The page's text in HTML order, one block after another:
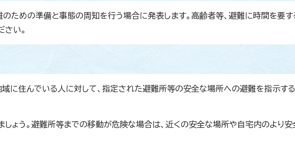
ための準備と事態の周知を行う場合に発表します。高齢者等、避難に時間を要す
い。
域に住んでいる人に対して、指定された避難所等の安全な場所への避難を指示す
ょう。避難所等までの移動が危険な場合は、近くの安全な場所や自宅内のより安